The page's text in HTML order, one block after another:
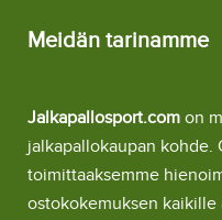
Meidän tarinamme
Jalkapallosport.com on
jalkapallokaupan kohde.
toimittaaksemme
ostokokemuksen kaikille